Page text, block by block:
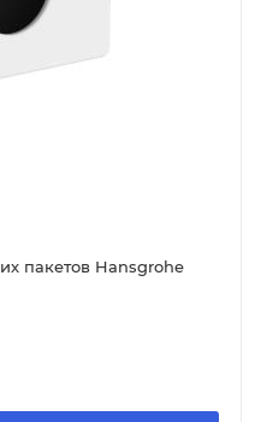
пакетов Hansgrohe